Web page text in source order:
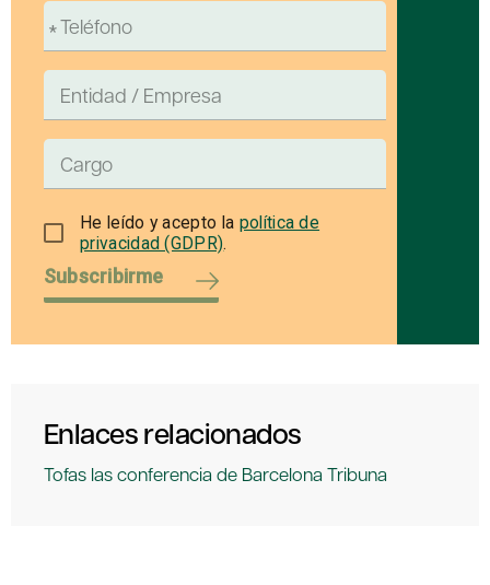
He leído y acepto la política de
privacidad (GDPR).
Subscribirme
Enlaces relacionados
Tofas las conferencia de Barcelona Tribuna